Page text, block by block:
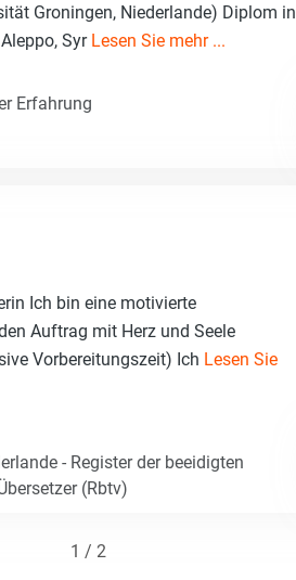
Groningen, Niederlande) Diplom in
Syr Lesen Sie mehr ...
Erfahrung
Ich bin eine motivierte
Auftrag mit Herz und Seele
Vorbereitungszeit) Ich Lesen Sie
- Register der beeidigten
(Rbtv)
1 / 2